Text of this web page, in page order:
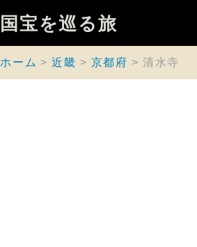
国宝を巡る旅
ホーム 近畿 京都府 清水寺